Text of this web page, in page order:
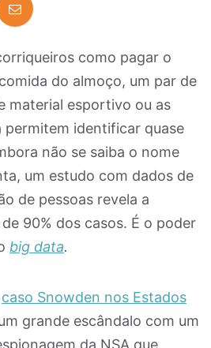
como pagar o
do almoço, um par de
material esportivo ou as
permitem identificar quase
não se saiba o nome
um estudo com dados de
de pessoas revela a
90% dos casos. É o poder
big data.
caso Snowden nos Estados
grande escândalo com um
da NSA que